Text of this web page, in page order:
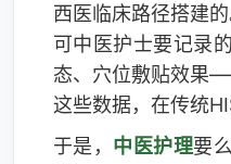
西医临床路径搭建的
可中医护士要记录
态、穴位敷贴效果
这些数据，在传统
于是， 中医护理要